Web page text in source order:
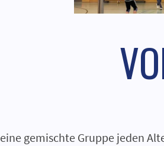
gemischte Gruppe jeden